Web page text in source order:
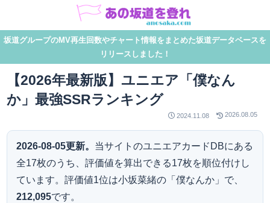
坂道グループのMV再生回数やチャート情報をまとめた坂道データベースを
リリースしました！
【2026年最新版】ユニエア「僕なん
か」最強SSRランキング
2024.11.08 2026.08.05
2026-08-05更新。 当サイトのユニエアカードDBにある
全17枚のうち、評価値を算出できる17枚を順位付けし
ています。評価値1位は小坂菜緒の「僕なんか」で、
212,095です。